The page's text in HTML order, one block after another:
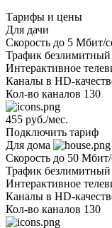
Тарифы и цены
Для дачи
Скорость до 5 Мбит/
Трафик безлимитный
Интерактивное
Каналы в HD-
Кол-во каналов 130
455 руб./мес.
Подключить тариф
Для дома
Скорость до 50 Мбит/
Трафик безлимитный
Интерактивное
Каналы в HD-
Кол-во каналов 130